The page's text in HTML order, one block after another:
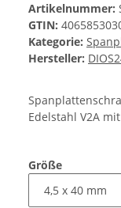
Artikelnummer:
GTIN:
Kategorie:
Hersteller:
Edelstahl V2A
Größe